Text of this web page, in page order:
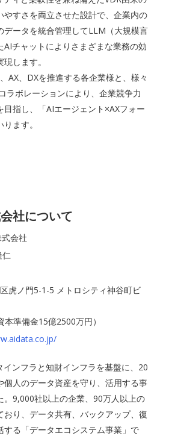
やすさを両立させた設計で、企業内の
データを統合管理してLLM（大規模言
AIチャットによりさまざまな業務の効
します。
AX、DXを推進する各企業様と、様々
ラボレーションにより、企業競争力
目指し、「AIエージェント×AXフォー
ます。
社について
会社
仁
虎ノ門5-1-5 メトロシティ神谷町ビ
準備金15億2500万円）
ンフラと知財インフラを基盤に、20
個人のデータ資産を守り、活用する事
。9,000社以上の企業、90万人以上の
おり、データ共有、バックアップ、復
する「データエコシステム事業」で